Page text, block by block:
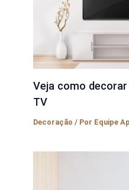
Veja como
TV
Decoração / Por Equipe